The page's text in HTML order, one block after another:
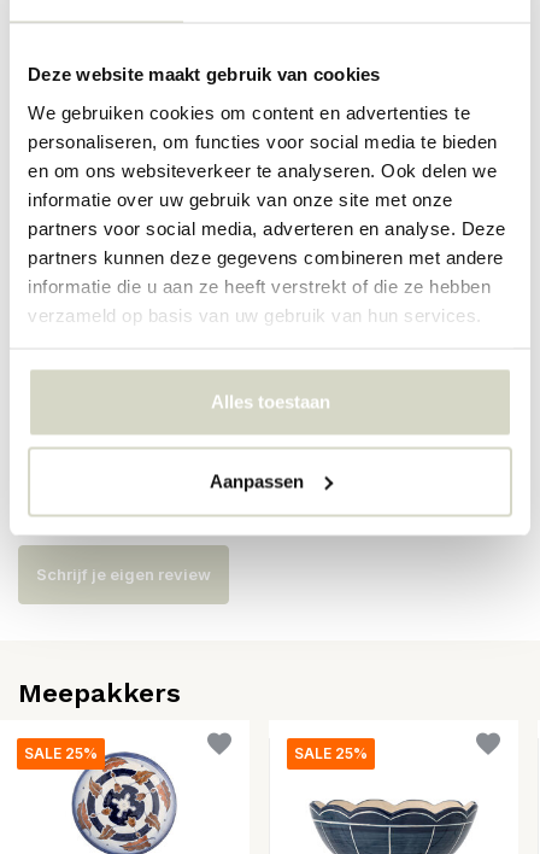
Deze website maakt gebruik van cookies
We gebruiken cookies om content en advertenties te
personaliseren, om functies voor social media te bieden
en om ons websiteverkeer te analyseren. Ook delen we
informatie over uw gebruik van onze site met onze
partners voor social media, adverteren en analyse. Deze
partners kunnen deze gegevens combineren met andere
informatie die u aan ze heeft verstrekt of die ze hebben
verzameld op basis van uw gebruik van hun services.
Alles toestaan
Aanpassen
Afmeting: diameter 28 x hoogte 15cm
Materiaal: gerecycled glas
Overige: geschikt voor in de vaatwasser. Niet geschikt voor in de
oven en magnetron.
PRODUCTSPECIFICATIES
Artikelnummer 82068204
SKU 82068204
Reviews
Er zijn nog geen reviews geschreven over dit product..
Schrijf je eigen review
Meepakkers
SALE 25% SALE 25%